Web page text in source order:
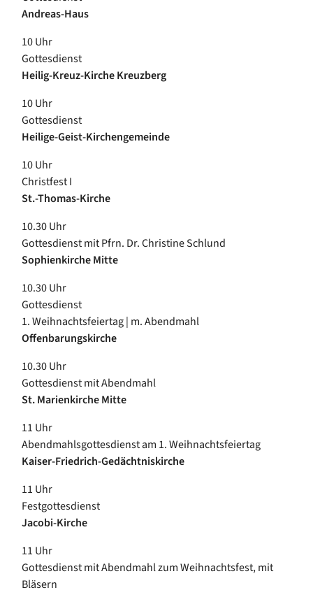
Andreas-Haus
10 Uhr
Gottesdienst
Heilig-Kreuz-Kirche Kreuzberg
10 Uhr
Gottesdienst
Heilige-Geist-Kirchengemeinde
10 Uhr
Christfest I
St.-Thomas-Kirche
10.30 Uhr
Gottesdienst mit Pfrn. Dr. Christine Schlund
Sophienkirche Mitte
10.30 Uhr
Gottesdienst
1. Weihnachtsfeiertag | m. Abendmahl
Offenbarungskirche
10.30 Uhr
Gottesdienst mit Abendmahl
St. Marienkirche Mitte
11 Uhr
Abendmahlsgottesdienst am 1. Weihnachtsfeiertag
Kaiser-Friedrich-Gedächtniskirche
11 Uhr
Festgottesdienst
Jacobi-Kirche
11 Uhr
Gottesdienst mit Abendmahl zum Weihnachtsfest, mit
Bläsern